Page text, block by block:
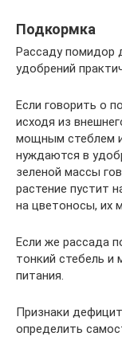
Подкормка
Рассаду помидор
удобрений
Если говорить о
исходя из
мощным стеблем
нуждаются в
зеленой массы
растение пустит
на цветоносы, их
Если же рассада
тонкий стебель и
питания.
Признаки
определить